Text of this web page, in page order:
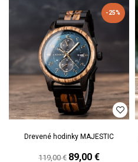
-25%
Drevené hodinky MAJESTIC
119,00€ Original
89,00 €Current